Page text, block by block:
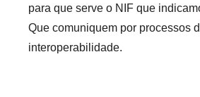
para que serve o NIF que
Que comuniquem por processos
interoperabilidade.